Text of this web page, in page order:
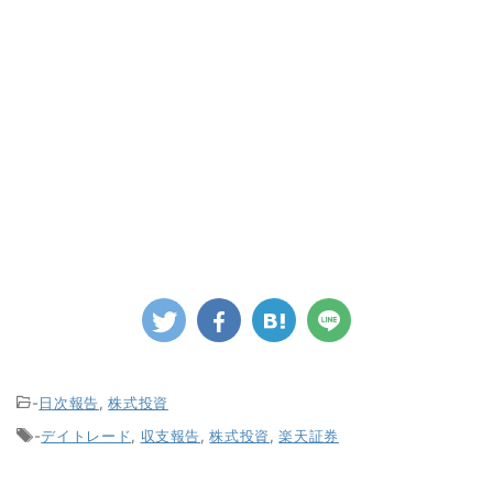
-日次報告,株式投資
-デイトレード, 収支報告,株式投資,楽天証券